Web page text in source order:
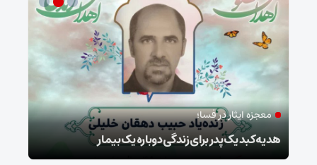
معجزه ایثار در فسا؛
هدیه کبد یک پدر برای زندگی دوباره یک بیمار